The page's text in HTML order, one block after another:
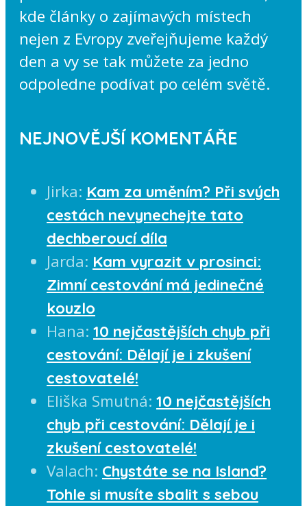
kde články o zajímavých místech
nejen z Evropy zveřejňujeme každý
den a vy se tak můžete za jedno
odpoledne podívat po celém světě.
NEJNOVĚJŠÍ KOMENTÁŘE
Jirka: Kam za uměním? Při svých
cestách nevynechejte tato
dechberoucí díla
Jarda: Kam vyrazit v prosinci:
Zimní cestování má jedinečné
kouzlo
Hana: 10 nejčastějších chyb při
cestování: Dělají je i zkušení
cestovatelé!
Eliška Smutná: 10 nejčastějších
chyb při cestování: Dělají je i
zkušení cestovatelé!
Valach: Chystáte se na Island?
Tohle si musíte sbalit s sebou